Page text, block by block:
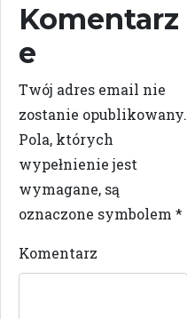
Komentarz
e
Twój adres email nie
zostanie opublikowany.
Pola, których
wypełnienie jest
wymagane, są
oznaczone symbolem *
Komentarz